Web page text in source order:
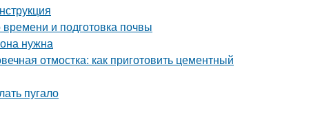
и подготовка почвы
нужна
отмостка: как приготовить цементный
пугало